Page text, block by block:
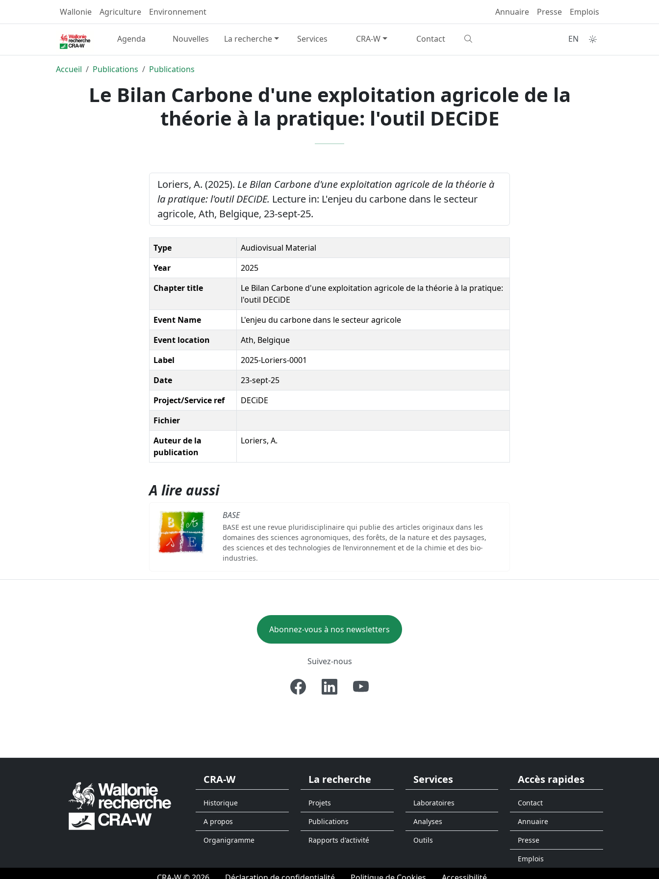
Wallonie Agriculture Environnement Annuaire Presse Emplois
Agenda Nouvelles La recherche Services CRA-W Contact EN
Accueil Publications Publications
Le Bilan Carbone d'une exploitation agricole de la
théorie à la pratique: l'outil DECiDE
Loriers, A. (2025). Le Bilan Carbone d'une exploitation agricole de la théorie à
la pratique: l'outil DECiDE. Lecture in: L'enjeu du carbone dans le secteur
agricole, Ath, Belgique, 23-sept-25.
Type
Audiovisual Material
Year
2025
Chapter title
Le Bilan Carbone d'une exploitation agricole de la théorie à la pratique:
l'outil DECiDE
Event Name
L'enjeu du carbone dans le secteur agricole
Event location
Ath, Belgique
Label
2025-Loriers-0001
Date
23-sept-25
Project/Service ref
DECiDE
Fichier
Auteur de la
publication
Loriers, A.
A lire aussi
BASE
BASE est une revue pluridisciplinaire qui publie des articles originaux dans les
domaines des sciences agronomiques, des forêts, de la nature et des paysages,
des sciences et des technologies de l’environnement et de la chimie et des bio-
industries.
Abonnez-vous à nos newsletters
Suivez-nous
CRA-W
Historique
A propos
Organigramme
La recherche
Projets
Publications
Rapports d'activité
Services
Laboratoires
Analyses
Outils
Accès rapides
Contact
Annuaire
Presse
Emplois